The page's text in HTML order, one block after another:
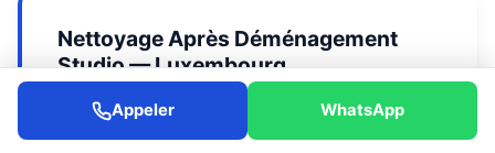
Nettoyage Après Déménagement
Studio — Luxembourg
Décembre 2025 120€
Contexte :Emménagement dans un studio avec
Appeler WhatsApp